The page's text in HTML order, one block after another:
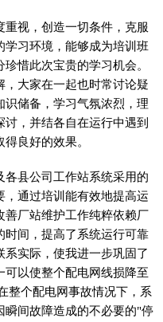
重视，创造一切条件，克服
习环境，能够成为培训班
惜此次宝贵的学习机会。
大家在一起也时常讨论疑
识储备，学习气氛浓烈，理
，并结各自在运行中遇到
良好的效果。
各县公司工作站系统采用的
通过培训能有效地提高运
善厂站维护工作纯粹依赖厂
时间，提高了系统运行可靠
实际，使我进一步巩固了
以使整个配电网线损降至
整个配电网事故情况下，系
瞬间故障造成的不必要的"停